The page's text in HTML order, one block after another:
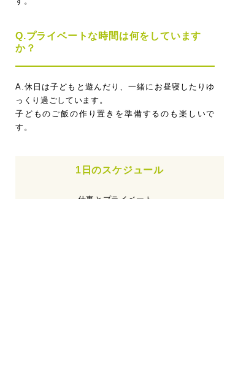
Q.プライベートな時間は何をしています
か？
A.休日は子どもと遊んだり、一緒にお昼寝したりゆ
っくり過ごしています。
子どものご飯の作り置きを準備するのも楽しいで
す。
1日のスケジュール
仕事とプライベート、